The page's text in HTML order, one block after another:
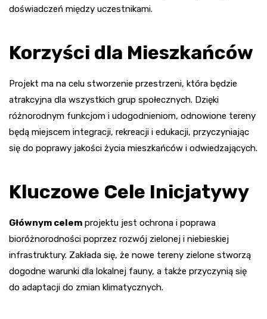
doświadczeń między uczestnikami.
Korzyści dla Mieszkańców
Projekt ma na celu stworzenie przestrzeni, która będzie
atrakcyjna dla wszystkich grup społecznych. Dzięki
różnorodnym funkcjom i udogodnieniom, odnowione tereny
będą miejscem integracji, rekreacji i edukacji, przyczyniając
się do poprawy jakości życia mieszkańców i odwiedzających.
Kluczowe Cele Inicjatywy
Głównym celem projektu jest ochrona i poprawa
bioróżnorodności poprzez rozwój zielonej i niebieskiej
infrastruktury. Zakłada się, że nowe tereny zielone stworzą
dogodne warunki dla lokalnej fauny, a także przyczynią się
do adaptacji do zmian klimatycznych.